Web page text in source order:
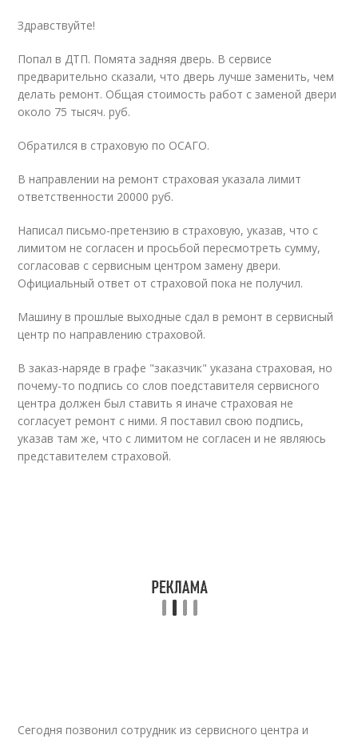
Здравствуйте!
Попал в ДТП. Помята задняя дверь. В сервисе
предварительно сказали, что дверь лучше заменить, чем
делать ремонт. Общая стоимость работ с заменой двери
около 75 тысяч. руб.
Обратился в страховую по ОСАГО.
В направлении на ремонт страховая указала лимит
ответственности 20000 руб.
Написал письмо-претензию в страховую, указав, что с
лимитом не согласен и просьбой пересмотреть сумму,
согласовав с сервисным центром замену двери.
Официальный ответ от страховой пока не получил.
Машину в прошлые выходные сдал в ремонт в сервисный
центр по направлению страховой.
В заказ-наряде в графе "заказчик" указана страховая, но
почему-то подпись со слов поедставителя сервисного
центра должен был ставить я иначе страховая не
согласует ремонт с ними. Я поставил свою подпись,
указав там же, что с лимитом не согласен и не являюсь
представителем страховой.
Сегодня позвонил сотрудник из сервисного центра и